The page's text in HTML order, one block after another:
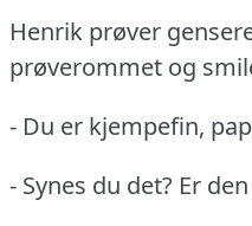
Henrik prøver
prøverommet og
- Du er kjempefin,
- Synes du det? Er